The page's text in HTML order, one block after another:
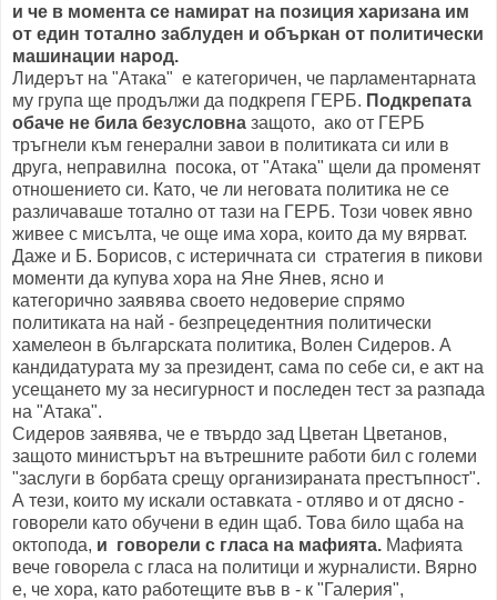
и че в момента се намират на позиция харизана им
от един тотално заблуден и объркан от политически
машинации народ.
Лидерът на "Атака" е категоричен, че парламентарната
му група ще продължи да подкрепя ГЕРБ. Подкрепата
обаче не била безусловна защото, ако от ГЕРБ
тръгнели към генерални завои в политиката си или в
друга, неправилна посока, от "Атака" щели да променят
отношението си. Като, че ли неговата политика не се
различаваше тотално от тази на ГЕРБ. Този човек явно
живее с мисълта, че още има хора, които да му вярват.
Даже и Б. Борисов, с истеричната си стратегия в пикови
моменти да купува хора на Яне Янев, ясно и
категорично заявява своето недоверие спрямо
политиката на най - безпрецедентния политически
хамелеон в българската политика, Волен Сидеров. А
кандидатурата му за президент, сама по себе си, е акт на
усещането му за несигурност и последен тест за разпада
на "Атака".
Сидеров заявява, че е твърдо зад Цветан Цветанов,
защото министърът на вътрешните работи бил с големи
"заслуги в борбата срещу организираната престъпност".
А тези, които му искали оставката - отляво и от дясно -
говорели като обучени в един щаб. Това било щаба на
октопода, и говорели с гласа на мафията. Мафията
вече говорела с гласа на политици и журналисти. Вярно
е, че хора, като работещите във в - к "Галерия",